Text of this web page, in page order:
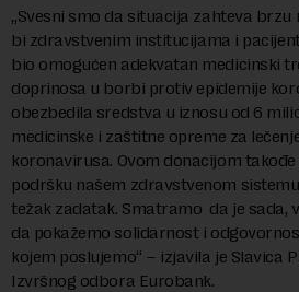
„Svesni smo da situacija zahteva
bi zdravstvenim institucijama i
bio omogućen adekvatan medicinski
doprinosa u borbi protiv epidemije
obezbedila sredstva u iznosu od 6
medicinske i zaštitne opreme za
koronavirusa. Ovom donacijom
podršku našem zdravstvenom
težak zadatak. Smatramo da je sada,
da pokažemo solidarnost i
kojem poslujemo“ – izjavila je Slavica
Izvršnog odbora Eurobank.